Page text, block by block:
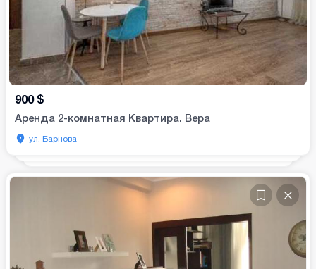
900 $
Аренда 2-комнатная Квартира. Вера
ул. Барнова